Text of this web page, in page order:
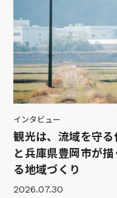
インタビュー
観光は、流域を守
と兵庫県豊岡市が
る地域づくり
2026.07.30